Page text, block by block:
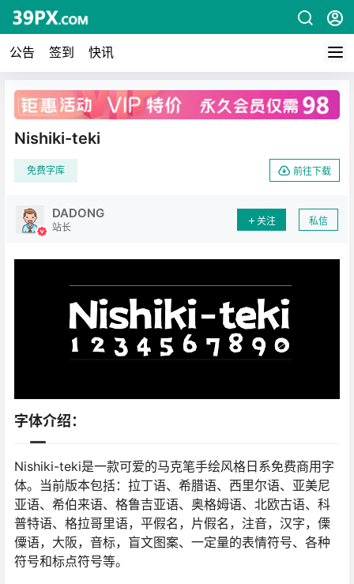
公告 签到 快讯
广告
Nishiki-teki
免费字库 前往下载
DADONG
站长
关注 私信
字体介绍：
Nishiki-teki是一款可爱的马克笔手绘风格日系免费商用字
体。当前版本包括：拉丁语、希腊语、西里尔语、亚美尼
亚语、希伯来语、格鲁吉亚语、奥格姆语、北欧古语、科
普特语、格拉哥里语，平假名，片假名，注音，汉字，傈
僳语，大阪，音标，盲文图案、一定量的表情符号、各种
符号和标点符号等。